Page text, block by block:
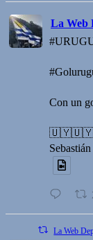
La Web
Con un
🇺🇾🇺🇾
La Web